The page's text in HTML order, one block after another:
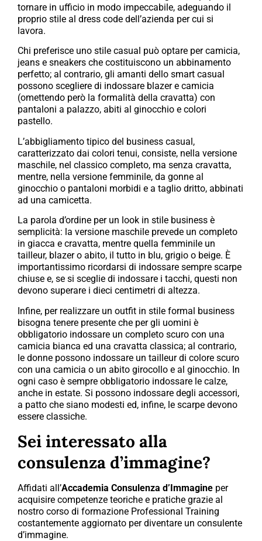
tornare in ufficio in modo impeccabile, adeguando il
proprio stile al dress code dell’azienda per cui si
lavora.
Chi preferisce uno stile casual può optare per camicia,
jeans e sneakers che costituiscono un abbinamento
perfetto; al contrario, gli amanti dello smart casual
possono scegliere di indossare blazer e camicia
(omettendo però la formalità della cravatta) con
pantaloni a palazzo, abiti al ginocchio e colori
pastello.
L’abbigliamento tipico del business casual,
caratterizzato dai colori tenui, consiste, nella versione
maschile, nel classico completo, ma senza cravatta,
mentre, nella versione femminile, da gonne al
ginocchio o pantaloni morbidi e a taglio dritto, abbinati
ad una camicetta.
La parola d’ordine per un look in stile business è
semplicità: la versione maschile prevede un completo
in giacca e cravatta, mentre quella femminile un
tailleur, blazer o abito, il tutto in blu, grigio o beige. È
importantissimo ricordarsi di indossare sempre scarpe
chiuse e, se si sceglie di indossare i tacchi, questi non
devono superare i dieci centimetri di altezza.
Infine, per realizzare un outfit in stile formal business
bisogna tenere presente che per gli uomini è
obbligatorio indossare un completo scuro con una
camicia bianca ed una cravatta classica; al contrario,
le donne possono indossare un tailleur di colore scuro
con una camicia o un abito girocollo e al ginocchio. In
ogni caso è sempre obbligatorio indossare le calze,
anche in estate. Si possono indossare degli accessori,
a patto che siano modesti ed, infine, le scarpe devono
essere classiche.
Sei interessato alla
consulenza d’immagine?
Affidati all’Accademia Consulenza d’Immagine per
acquisire competenze teoriche e pratiche grazie al
nostro corso di formazione Professional Training
costantemente aggiornato per diventare un consulente
d’immagine.